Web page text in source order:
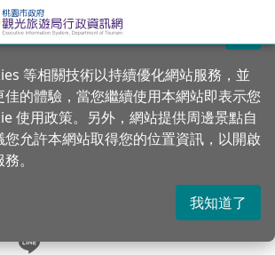
新訊轉知
府地方稅務局「桃喜雲端發
！」租稅宣導活動
1205
關閉
等相關技術以持續優化網站服務，並
的體驗，當您繼續使用本網站即表示您
使用政策。另外，網站提供周邊景點自
允許本網站取得您的位置資訊，以開啟
。
我知道了